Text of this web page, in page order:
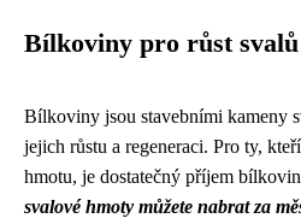
Bílkoviny pro růst svalů
Bílkoviny jsou stavebními kameny
jejich růstu a regeneraci. Pro ty,
hmotu, je dostatečný příjem
svalové hmoty můžete nabrat za